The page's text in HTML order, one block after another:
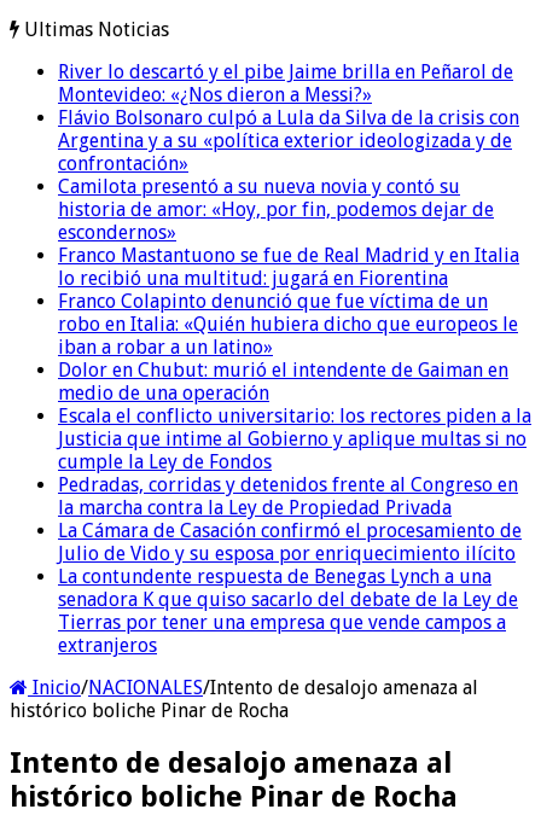
Ultimas Noticias
River lo descartó y el pibe Jaime brilla en Peñarol de
Montevideo: «¿Nos dieron a Messi?»
Flávio Bolsonaro culpó a Lula da Silva de la crisis con
Argentina y a su «política exterior ideologizada y de
confrontación»
Camilota presentó a su nueva novia y contó su
historia de amor: «Hoy, por fin, podemos dejar de
escondernos»
Franco Mastantuono se fue de Real Madrid y en Italia
lo recibió una multitud: jugará en Fiorentina
Franco Colapinto denunció que fue víctima de un
robo en Italia: «Quién hubiera dicho que europeos le
iban a robar a un latino»
Dolor en Chubut: murió el intendente de Gaiman en
medio de una operación
Escala el conflicto universitario: los rectores piden a la
Justicia que intime al Gobierno y aplique multas si no
cumple la Ley de Fondos
Pedradas, corridas y detenidos frente al Congreso en
la marcha contra la Ley de Propiedad Privada
La Cámara de Casación confirmó el procesamiento de
Julio de Vido y su esposa por enriquecimiento ilícito
La contundente respuesta de Benegas Lynch a una
senadora K que quiso sacarlo del debate de la Ley de
Tierras por tener una empresa que vende campos a
extranjeros
Inicio/NACIONALES/Intento de desalojo amenaza al
histórico boliche Pinar de Rocha
Intento de desalojo amenaza al
histórico boliche Pinar de Rocha